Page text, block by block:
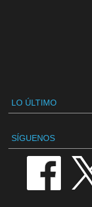
LO ÚLTIMO
SÍGUENOS